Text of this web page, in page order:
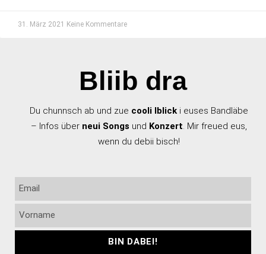
31. März 2021 Keine Kommentare
Bliib dra
Du chunnsch ab und zue cooli Iblick i euses Bandläbe
– Infos über neui Songs und Konzert. Mir freued eus,
wenn du debii bisch!
BIN DABEI!